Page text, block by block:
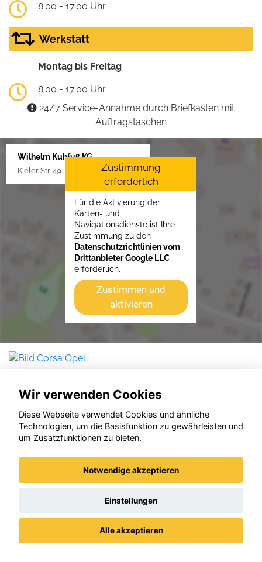
8.00 - 17.00 Uhr
Werkstatt
Montag bis Freitag
8.00 - 17.00 Uhr
24/7 Service-Annahme durch Briefkasten mit
Auftragstaschen
Wilhelm Kuhfuß KG
Kieler Str. 49 - 51, 25451 Quickborn
Zustimmung
erforderlich
Für die Aktivierung der
Karten- und
Navigationsdienste ist Ihre
Zustimmung zu den
Datenschutzrichtlinien vom
Drittanbieter Google LLC
erforderlich.
Zustimmen und
aktivieren
Wir verwenden Cookies
Diese Webseite verwendet Cookies und ähnliche
Technologien, um die Basisfunktion zu gewährleisten und
um Zusatzfunktionen zu bieten.
Notwendige akzeptieren
Einstellungen
Alle akzeptieren